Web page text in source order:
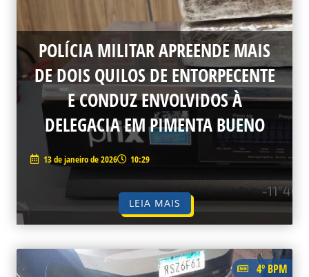
POLÍCIA MILITAR APREENDE MAIS
DE DOIS QUILOS DE ENTORPECENTE
E CONDUZ ENVOLVIDOS À
DELEGACIA EM PIMENTA BUENO
13 de janeiro de 2026 10:29
LEIA MAIS
4º BPM